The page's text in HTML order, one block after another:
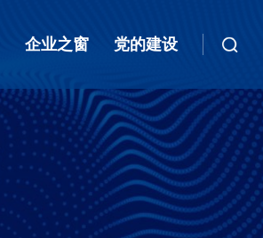
企业之窗 党的建设